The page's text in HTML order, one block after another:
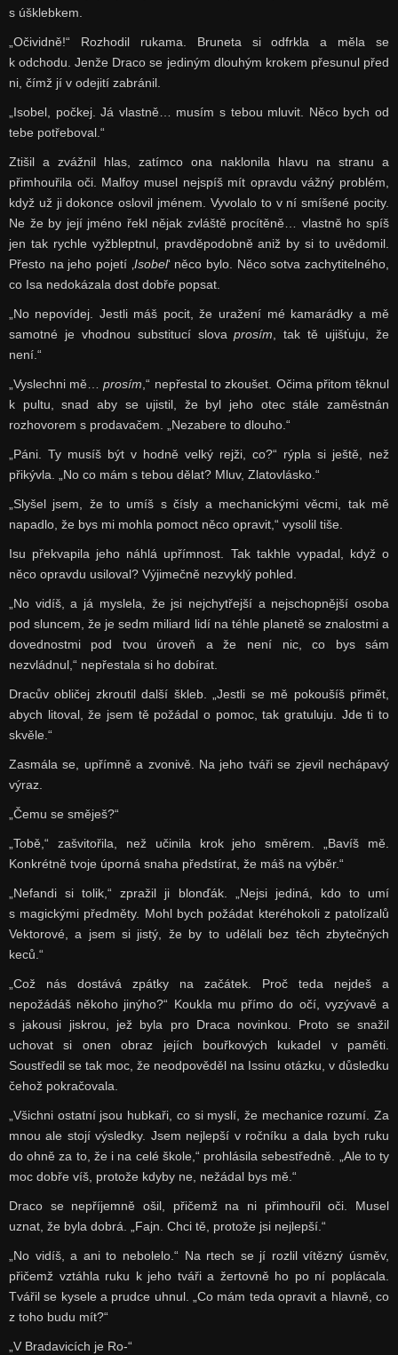
s úšklebkem.
„Očividně!“ Rozhodil rukama. Bruneta si odfrkla a měla se
k odchodu. Jenže Draco se jediným dlouhým krokem přesunul před
ni, čímž jí v odejití zabránil.
„Isobel, počkej. Já vlastně… musím s tebou mluvit. Něco bych od
tebe potřeboval.“
Ztišil a zvážnil hlas, zatímco ona naklonila hlavu na stranu a
přimhouřila oči. Malfoy musel nejspíš mít opravdu vážný problém,
když už ji dokonce oslovil jménem. Vyvolalo to v ní smíšené pocity.
Ne že by její jméno řekl nějak zvláště procítěně… vlastně ho spíš
jen tak rychle vyžbleptnul, pravděpodobně aniž by si to uvědomil.
Přesto na jeho pojetí ‚ Isobel‘ něco bylo. Něco sotva zachytitelného,
co Isa nedokázala dost dobře popsat.
„No nepovídej. Jestli máš pocit, že uražení mé kamarádky a mě
samotné je vhodnou substitucí slovaprosím , tak tě ujišťuju, že
není.“
„Vyslechni mě…prosím ,“ nepřestal to zkoušet. Očima přitom těknul
k pultu, snad aby se ujistil, že byl jeho otec stále zaměstnán
rozhovorem s prodavačem. „Nezabere to dlouho.“
„Páni. Ty musíš být v hodně velký rejži, co?“ rýpla si ještě, než
přikývla. „No co mám s tebou dělat? Mluv, Zlatovlásko.“
„Slyšel jsem, že to umíš s čísly a mechanickými věcmi, tak mě
napadlo, že bys mi mohla pomoct něco opravit,“ vysolil tiše.
Isu překvapila jeho náhlá upřímnost. Tak takhle vypadal, když o
něco opravdu usiloval? Výjimečně nezvyklý pohled.
„No vidíš, a já myslela, že jsi nejchytřejší a nejschopnější osoba
pod sluncem, že je sedm miliard lidí na téhle planetě se znalostmi a
dovednostmi pod tvou úroveň a že není nic, co bys sám
nezvládnul,“ nepřestala si ho dobírat.
Dracův obličej zkroutil další škleb. „Jestli se mě pokoušíš přimět,
abych litoval, že jsem tě požádal o pomoc, tak gratuluju. Jde ti to
skvěle.“
Zasmála se, upřímně a zvonivě. Na jeho tváři se zjevil nechápavý
výraz.
„Čemu se směješ?“
„Tobě,“ zašvitořila, než učinila krok jeho směrem. „Bavíš mě.
Konkrétně tvoje úporná snaha předstírat, že máš na výběr.“
„Nefandi si tolik,“ zpražil ji blonďák. „Nejsi jediná, kdo to umí
s magickými předměty. Mohl bych požádat kteréhokoli z patolízalů
Vektorové, a jsem si jistý, že by to udělali bez těch zbytečných
keců.“
„Což nás dostává zpátky na začátek. Proč teda nejdeš a
nepožádáš někoho jinýho?“ Koukla mu přímo do očí, vyzývavě a
s jakousi jiskrou, jež byla pro Draca novinkou. Proto se snažil
uchovat si onen obraz jejích bouřkových kukadel v paměti.
Soustředil se tak moc, že neodpověděl na Issinu otázku, v důsledku
čehož pokračovala.
„Všichni ostatní jsou hubkaři, co si myslí, že mechanice rozumí. Za
mnou ale stojí výsledky. Jsem nejlepší v ročníku a dala bych ruku
do ohně za to, že i na celé škole,“ prohlásila sebestředně. „Ale to ty
moc dobře víš, protože kdyby ne, nežádal bys mě.“
Draco se nepříjemně ošil, přičemž na ni přimhouřil oči. Musel
uznat, že byla dobrá. „Fajn. Chci tě, protože jsi nejlepší.“
„No vidíš, a ani to nebolelo.“ Na rtech se jí rozlil vítězný úsměv,
přičemž vztáhla ruku k jeho tváři a žertovně ho po ní poplácala.
Tvářil se kysele a prudce uhnul. „Co mám teda opravit a hlavně, co
z toho budu mít?“
„V Bradavicích je Ro-“